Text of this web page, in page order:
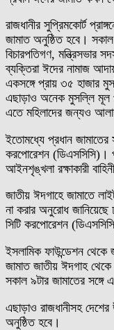
রাজধানীর সুপ্রিমকোর্ট
জামাত অনুষ্ঠিত হবে। সকাল
বিচারপতিগণ, মন্ত্রিসভার
ব্যক্তিরা ঈদের নামাজ
একসঙ্গে প্রায় ৩৫ হাজার
এছাড়াও অনেক মুসল্লি মূল
এতে মহিলাদের জন্যও
ইতোমধ্যে প্রধান জামাতের
করপোরেশন (ডিএসসিসি)।
আইনশৃঙ্খলা রক্ষাকারী
জাতীয় ঈদগাহে জামাতে
না করার অনুরোধ জানিয়েছে
সিটি করপোরেশন
ইসলামিক ফাউন্ডেশন
জামাত জাতীয় ঈদগাহ
সকাল ৯টার জামাতের সঙ্গে
এছাড়াও রাজধানীসহ
অনুষ্ঠিত হবে।